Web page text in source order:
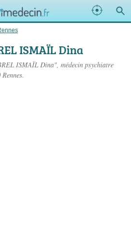
ISMAÏL Dina
ISMAÏL Dina", médecin psychiatre